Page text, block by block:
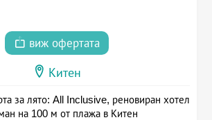
виж офертата
Китен
за лято: All Inclusive, реновиран хотел
на 100 м от плажа в Китен